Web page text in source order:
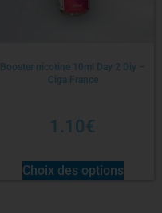
Booster nicotine 10ml Day 2 Diy –
Ciga France
1.10€
Choix des options